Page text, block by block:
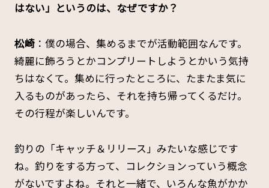
はない」というのは、なぜですか？
松崎：僕の場合、集めるまでが活動範囲なんです。
綺麗に飾ろうとかコンプリートしようとかいう気持
ちはなくて。集めに行ったところに、たまたま気に
入るものがあったら、それを持ち帰ってくるだけ。
その行程が楽しいんです。
釣りの「キャッチ＆リリース」みたいな感じです
ね。釣りをする方って、コレクションっていう概念
がないですよね。それと一緒で、いろんな魚がかか